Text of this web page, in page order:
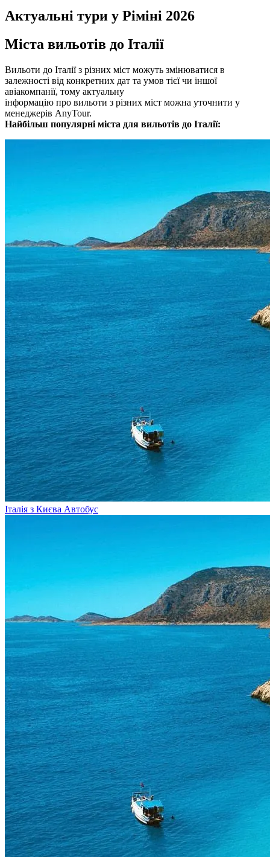
Актуальні тури у Ріміні 2026
Міста вильотів до Італії
Вильоти до Італії з різних міст можуть змінюватися в
залежності від конкретних дат та умов тієї чи іншої
авіакомпанії, тому актуальну
інформацію про вильоти з різних міст можна уточнити у
менеджерів AnyTour.
Найбільш популярні міста для вильотів до Італії:
Італія з Києва Автобус